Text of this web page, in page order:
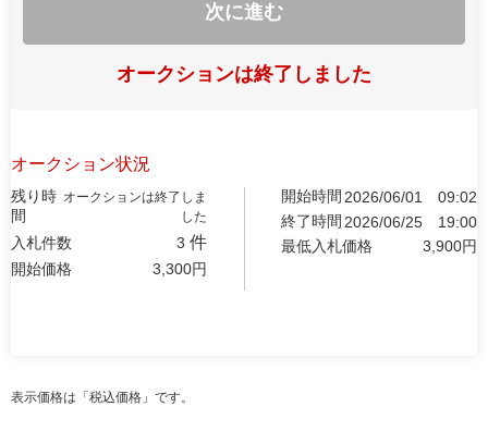
次に進む
オークションは終了しました
オークション状況
残り時
間
オークションは終了しま
した
入札件数 3 件
開始価格 3,300円
開始時間 2026/06/01
09:02
終了時間 2026/06/25
19:00
最低入札価格
3,900円
表示価格は「税込価格」です。